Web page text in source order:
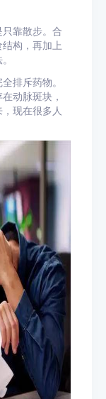
靠散步。合
构，再加上
排斥药物。
动脉斑块，
现在很多人